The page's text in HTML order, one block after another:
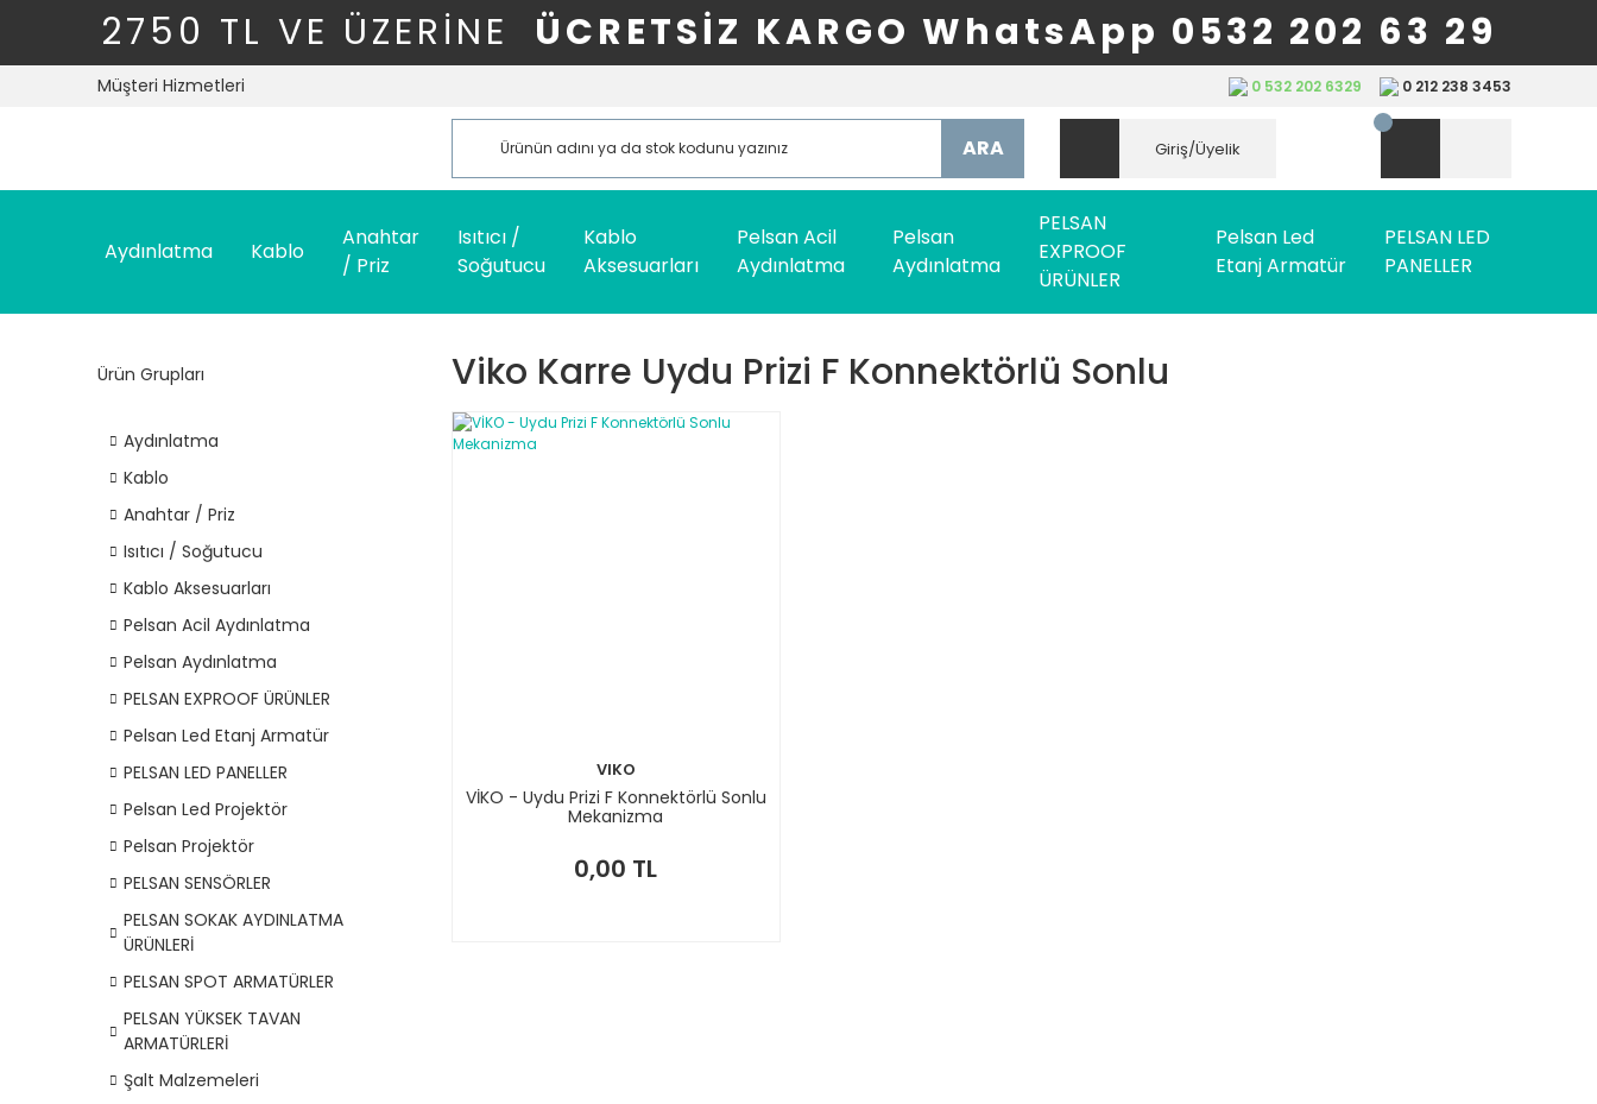
2750 TL VE ÜZERİNE ÜCRETSİZ KARGO WhatsApp 0532 202 63 29
Müşteri Hizmetleri 0 532 202 6329 0 212 238 3453
ARA Giriş/Üyelik
Aydınlatma Kablo
Anahtar
/ Priz
Isıtıcı /
Soğutucu
Kablo
Aksesuarları
Pelsan Acil
Aydınlatma
Pelsan
Aydınlatma
PELSAN
EXPROOF
ÜRÜNLER
Pelsan Led
Etanj Armatür
PELSAN LED
PANELLER
Ürün Grupları
Aydınlatma
Kablo
Anahtar / Priz
Isıtıcı / Soğutucu
Kablo Aksesuarları
Pelsan Acil Aydınlatma
Pelsan Aydınlatma
PELSAN EXPROOF ÜRÜNLER
Pelsan Led Etanj Armatür
PELSAN LED PANELLER
Pelsan Led Projektör
Pelsan Projektör
PELSAN SENSÖRLER
PELSAN SOKAK AYDINLATMA
ÜRÜNLERİ
PELSAN SPOT ARMATÜRLER
PELSAN YÜKSEK TAVAN
ARMATÜRLERİ
Şalt Malzemeleri
Viko Karre Uydu Prizi F Konnektörlü Sonlu
VIKO
VİKO - Uydu Prizi F Konnektörlü Sonlu
Mekanizma
0,00 TL